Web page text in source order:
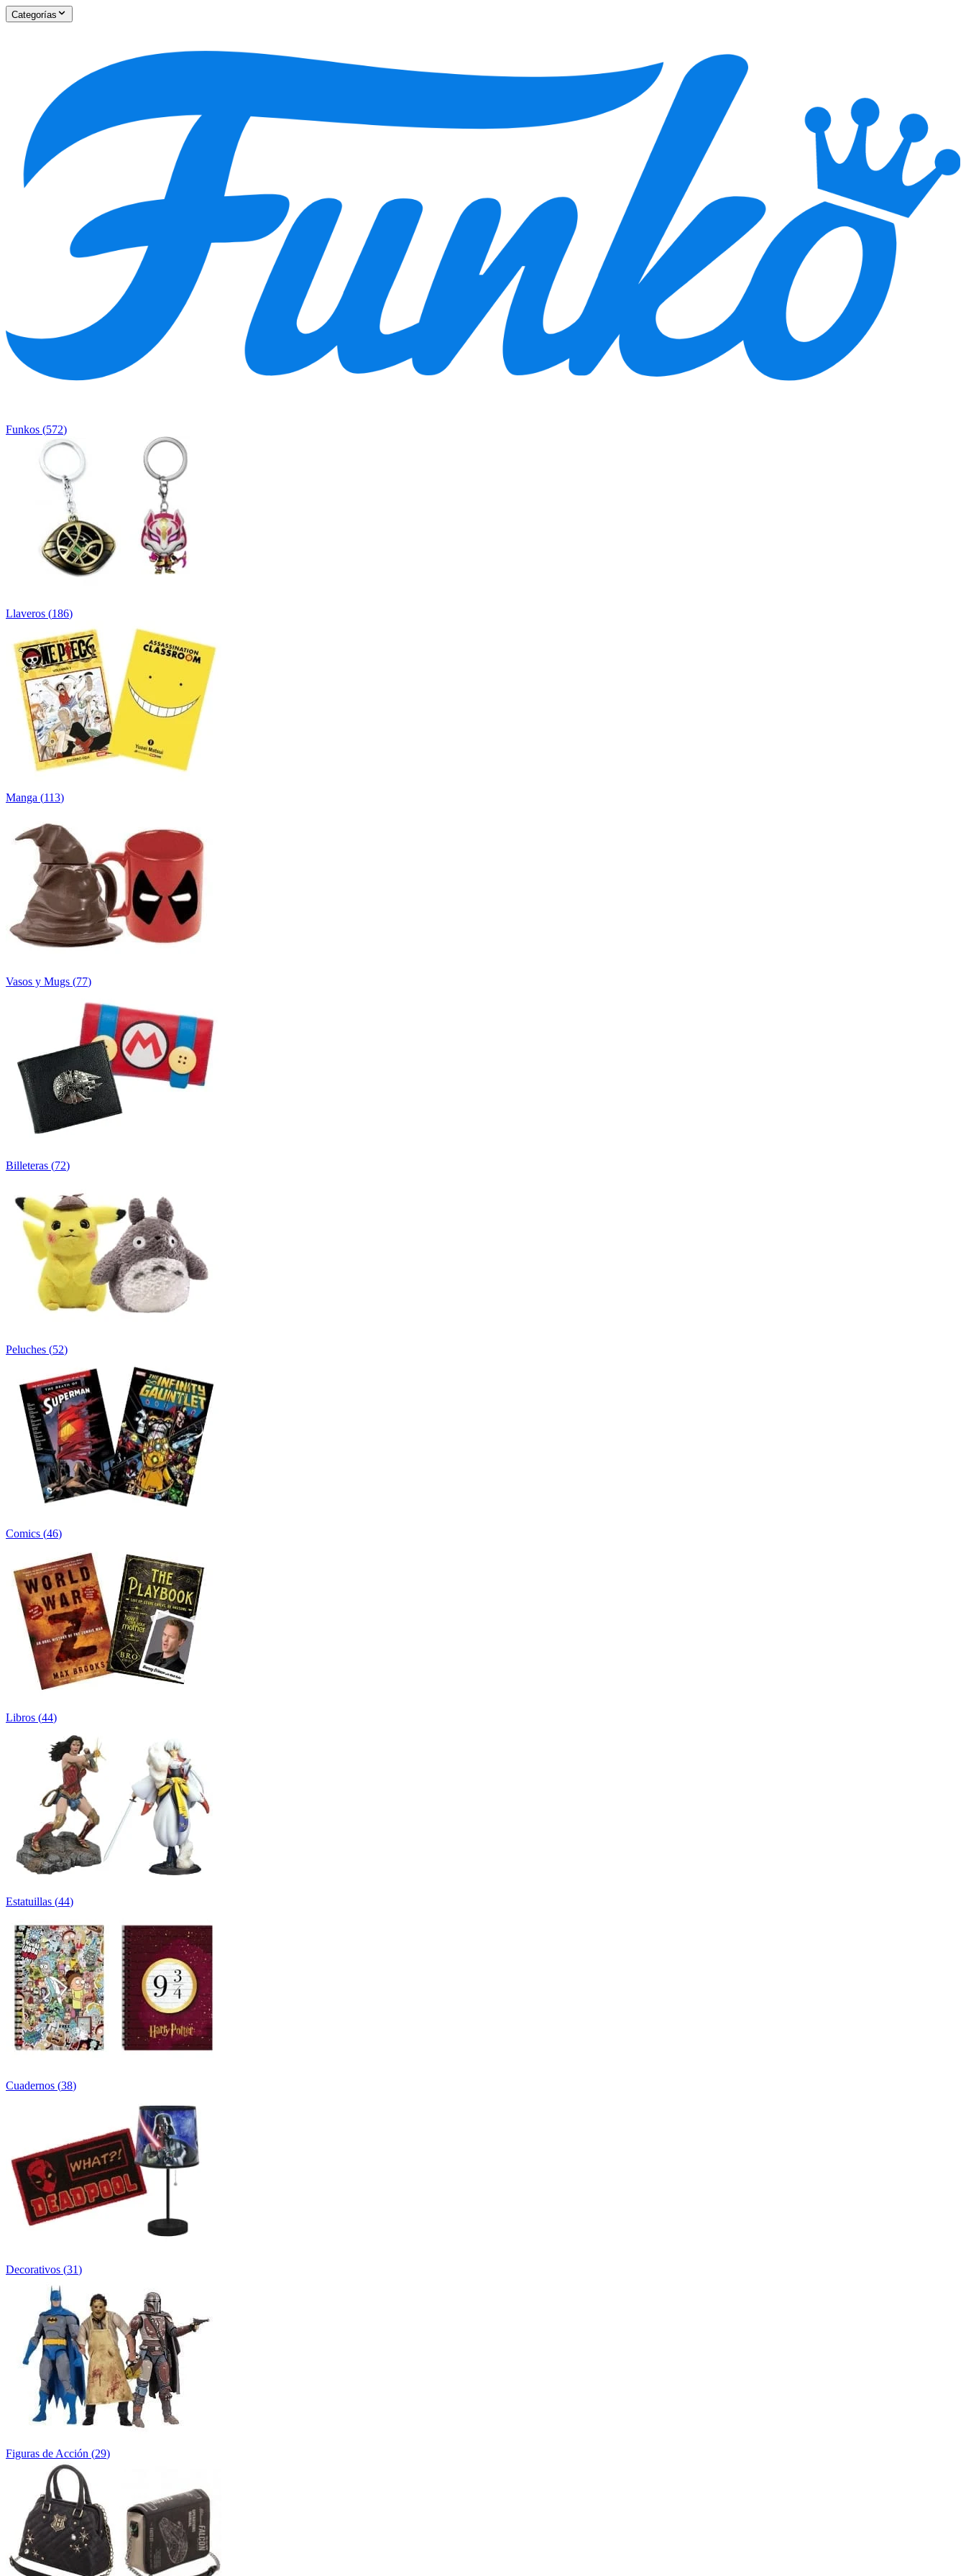
Categorías
Funkos (572)
Llaveros (186)
Manga (113)
Vasos y Mugs (77)
Billeteras (72)
Peluches (52)
Comics (46)
Libros (44)
Estatuillas (44)
Cuadernos (38)
Decorativos (31)
Figuras de Acción (29)